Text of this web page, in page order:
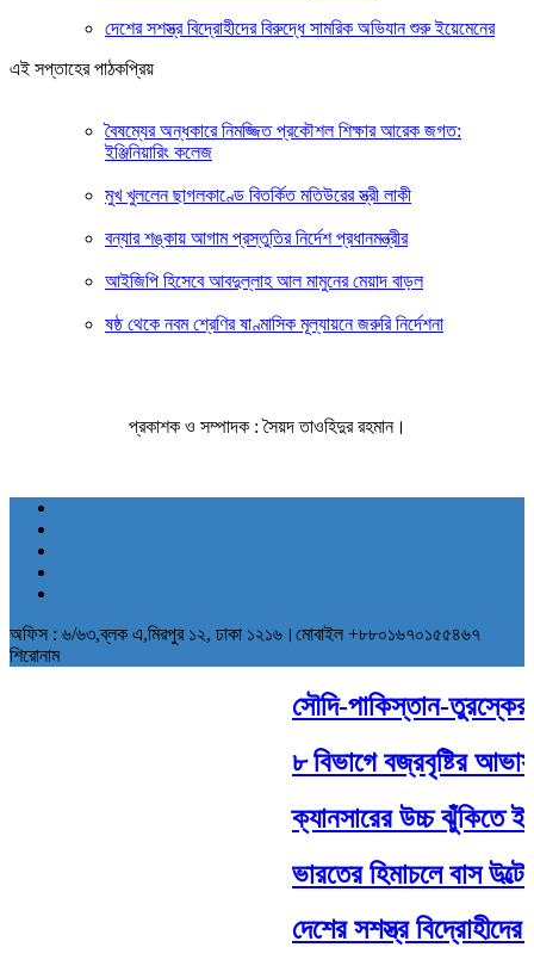
দেশের সশস্ত্র বিদ্রোহীদের বিরুদ্ধে সামরিক অভিযান শুরু ইয়েমেনের
এই সপ্তাহের পাঠকপ্রিয়
বৈষম্যের অন্ধকারে নিমজ্জিত প্রকৌশল শিক্ষার আরেক জগত:
ইঞ্জিনিয়ারিং কলেজ
মুখ খুললেন ছাগলকাণ্ডে বিতর্কিত মতিউরের স্ত্রী লাকী
বন্যার শঙ্কায় আগাম প্রস্তুতির নির্দেশ প্রধানমন্ত্রীর
আইজিপি হিসেবে আবদুল্লাহ আল মামুনের মেয়াদ বাড়ল
ষষ্ঠ থেকে নবম শ্রেণির ষাণ্মাসিক মূল্যায়নে জরুরি নির্দেশনা
প্রকাশক ও সম্পাদক : সৈয়দ তাওহিদুর রহমান।
অফিস : ৬/৬৩,ব্লক এ,মিরপুর ১২, ঢাকা ১২১৬।মোবাইল +৮৮০১৬৭০১৫৫৪৬৭
শিরোনাম
সৌদি-পাকিস্তান-তুরস্কের
৮ বিভাগে বজ্রবৃষ্টির
ক্যানসারের উচ্চ ঝুঁকিতে
ভারতের হিমাচলে বাস
দেশের সশস্ত্র